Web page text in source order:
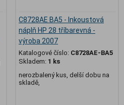
C8728AE BA5 - Inkoustová
náplň HP 28 tříbarevná -
výroba 2007
Katalogové číslo: C8728AE-BA5
Skladem: 1 ks
nerozbalený kus, delší dobu na
skladě,